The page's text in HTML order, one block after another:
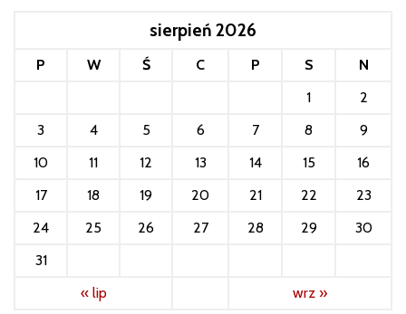
sierpień 2026
P W Ś C P S
N
1
2
3
4 5 6 7 8
9
10
11 12 13 14 15
16
17
18 19 20 21 22
23
24
25 26 27 28 29
30
31
« lip
wrz »